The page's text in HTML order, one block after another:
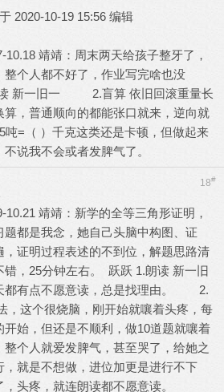
2020-10-19 15:56 编辑
10.18 靖靖：周末两天给孩子整牙了，
整个人都不好了，作业写完啥也没
新一旧一 2.盲算 依旧回滚重量长
算，普通顺向的都能张口就来，逆向就
吨=（ ）千克这类还是卡顿，但做起来
说我不会或者发脾气了。
18#
10.21 靖靖：新学的全等三角形证明，
题都是我念，她自己头脑中构图、证
，证明过程表述的不到位，解题思路清
错，25分钟左右。 跃跃 1.朗读 新一旧
都有点不愿意读，总是找理由。 2.
，这个很烧脑，刚开始就嚷着头疼，每
开始，但还是不顺利，做10道题就嚷着
个人就爱发脾气，甚至哭了，给她之
，就是不想做，进位加更是进行不下
头疼，就连朗读都不愿意读。